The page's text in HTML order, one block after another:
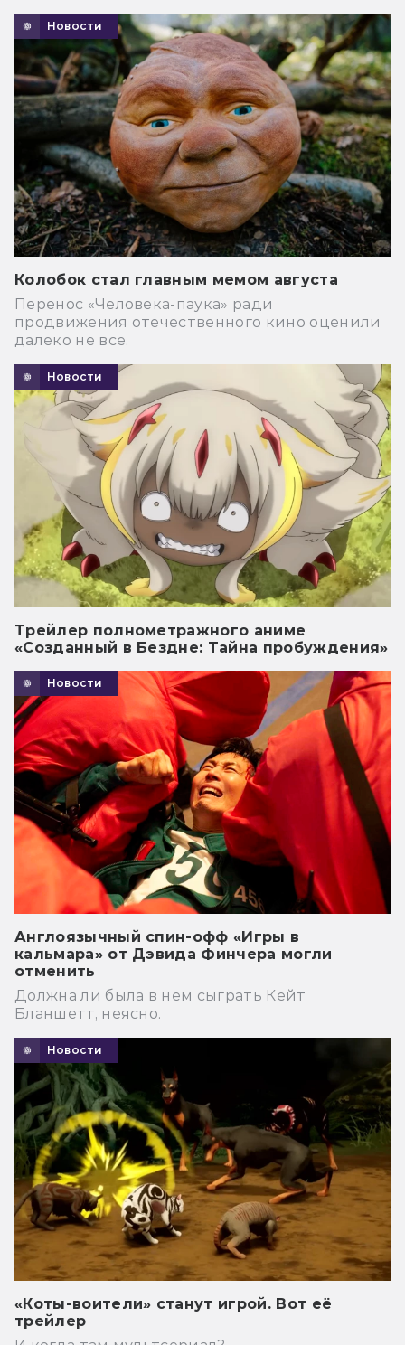
Новости
Колобок стал главным мемом августа
Перенос «Человека-паука» ради
продвижения отечественного кино оценили
далеко не все.
Новости
Трейлер полнометражного аниме
«Созданный в Бездне: Тайна пробуждения»
Новости
Англоязычный спин-офф «Игры в
кальмара» от Дэвида Финчера могли
отменить
Должна ли была в нем сыграть Кейт
Бланшетт, неясно.
Новости
«Коты-воители» станут игрой. Вот её
трейлер